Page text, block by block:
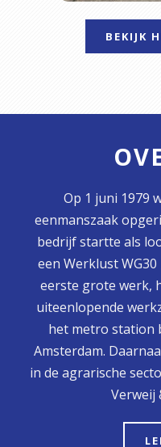
BEKIJK
Op 1 juni 1979
eenmanszaak
bedrijf startte als
een Werklust
eerste grote werk,
uiteenlopende
het metro station
Amsterdam.
in de agrarische
Verweij